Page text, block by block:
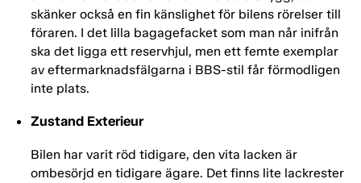
skänker också en fin känslighet för bilens rörelser till
föraren. I det lilla bagagefacket som man når inifrån
ska det ligga ett reservhjul, men ett femte exemplar
av eftermarknadsfälgarna i BBS-stil får förmodligen
inte plats.
Zustand Exterieur
Bilen har varit röd tidigare, den vita lacken är
ombesörjd en tidigare ägare. Det finns lite lackrester